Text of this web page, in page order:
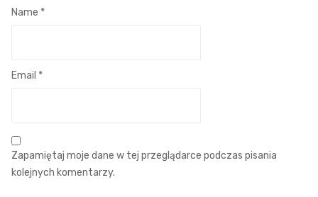
Name *
Email *
Zapamiętaj moje dane w tej przeglądarce podczas pisania
kolejnych komentarzy.